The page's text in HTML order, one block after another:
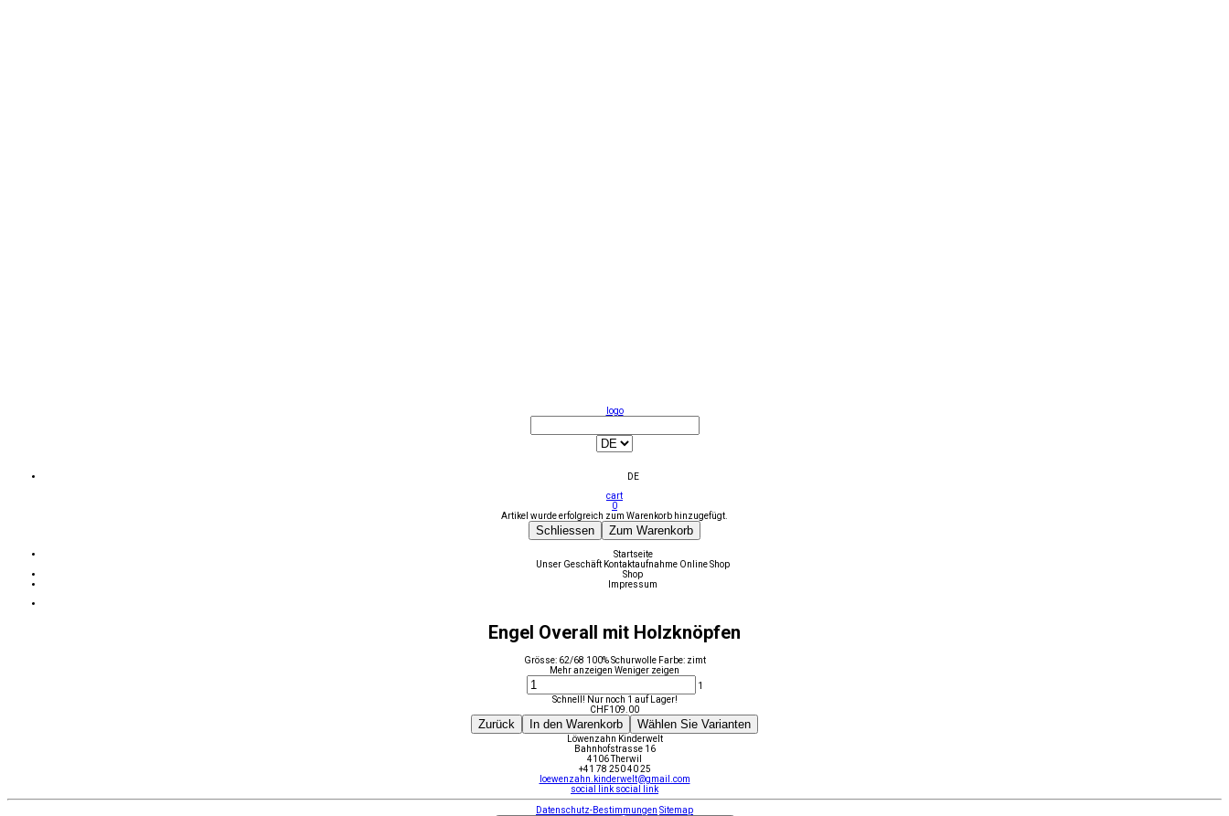
logo
DE
cart
0
Artikel wurde erfolgreich zum Warenkorb hinzugefügt.
Schliessen Zum Warenkorb
Startseite
Unser Geschäft Kontaktaufnahme Online Shop
Shop
Impressum
Engel Overall mit Holzknöpfen
Grösse: 62/68 100% Schurwolle Farbe: zimt
Mehr anzeigen Weniger zeigen
1
Schnell! Nur noch 1 auf Lager!
CHF109.00
Zurück In den Warenkorb Wählen Sie Varianten
Löwenzahn Kinderwelt
Bahnhofstrasse 16
4106 Therwil
+41 78 250 40 25
loewenzahn.kinderwelt@gmail.com
social link social link
Datenschutz-Bestimmungen Sitemap